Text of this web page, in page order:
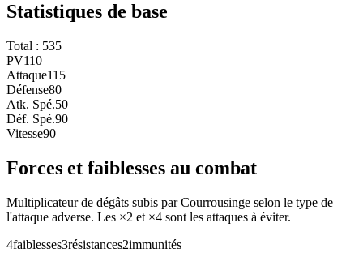
Statistiques de base
Total : 535
PV110
Attaque115
Défense80
Atk. Spé.50
Déf. Spé.90
Vitesse90
Forces et faiblesses au combat
Multiplicateur de dégâts subis par Courrousinge selon le type de
l'attaque adverse. Les ×2 et ×4 sont les attaques à éviter.
4faiblesses3résistances2immunités